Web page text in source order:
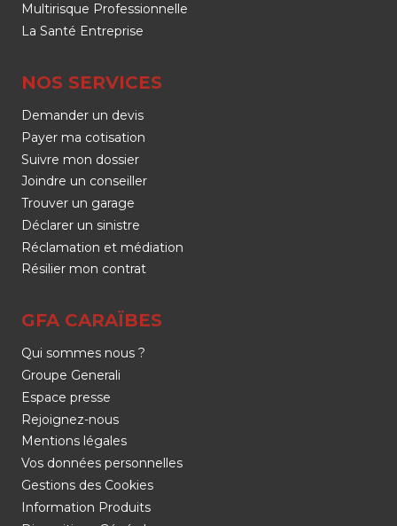
Multirisque Professionnelle
La Santé Entreprise
NOS SERVICES
Demander un devis
Payer ma cotisation
Suivre mon dossier
Joindre un conseiller
Trouver un garage
Déclarer un sinistre
Réclamation et médiation
Résilier mon contrat
GFA CARAÏBES
Qui sommes nous ?
Groupe Generali
Espace presse
Rejoignez-nous
Mentions légales
Vos données personnelles
Gestions des Cookies
Information Produits